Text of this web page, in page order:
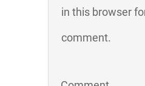
in this browser
comment.